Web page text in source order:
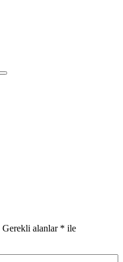
Gerekli alanlar * ile